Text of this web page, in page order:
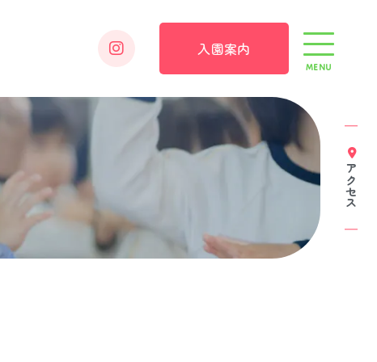
入園案内
MENU
アクセス